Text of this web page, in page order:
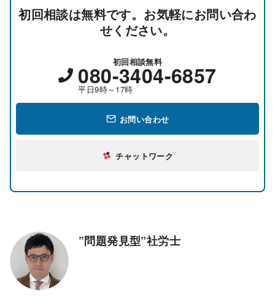
初回相談は無料です。お気軽にお問い合わ
せください。
初回相談無料
080-3404-6857
平日9時～17時
お問い合わせ
チャットワーク
”問題発見型”社労士